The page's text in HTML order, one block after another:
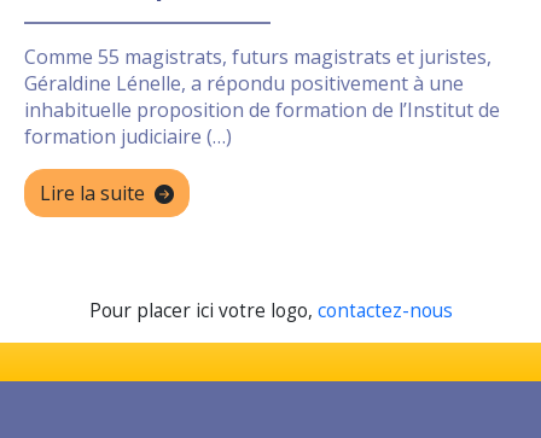
Comme 55 magistrats, futurs magistrats et juristes,
Géraldine Lénelle, a répondu positivement à une
inhabituelle proposition de formation de l’Institut de
formation judiciaire (…)
Lire la suite
Pour placer ici votre logo, contactez-nous